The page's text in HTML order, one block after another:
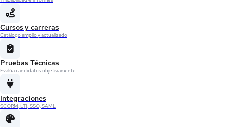
Cursos y carreras
Catálogo amplio y actualizado
Pruebas Técnicas
Evalúa candidatos objetivamente
Integraciones
SCORM, LTI, SSO, SAML